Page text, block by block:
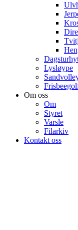
Lysløype
Om oss
Om
Styret
Varsle
Filarkiv
Kontakt oss